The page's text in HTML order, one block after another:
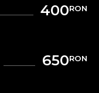
400RON
650RON